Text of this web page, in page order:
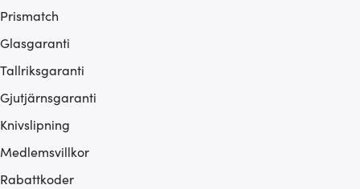
Prismatch
Glasgaranti
Tallriksgaranti
Gjutjärnsgaranti
Knivslipning
Medlemsvillkor
Rabattkoder